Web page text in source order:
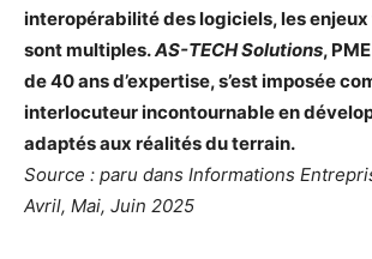
interopérabilité des logiciels, les
sont multiples.AS-TECH Solutions,
de 40 ans d’expertise, s’est imposée
interlocuteur incontournable en
adaptés aux réalités du terrain.
Source : paru dans Informations
Avril, Mai, Juin 2025